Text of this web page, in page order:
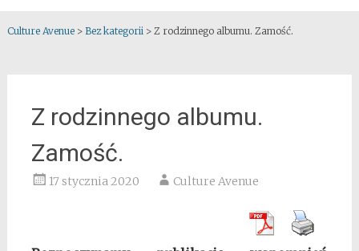
Culture Avenue> Bez kategorii> Z rodzinnego albumu. Zamość.
Z rodzinnego albumu.
Zamość.
17 stycznia 2020 Culture Avenue